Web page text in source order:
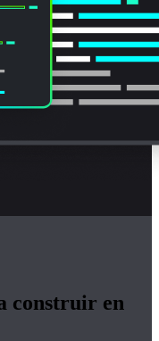
construir en